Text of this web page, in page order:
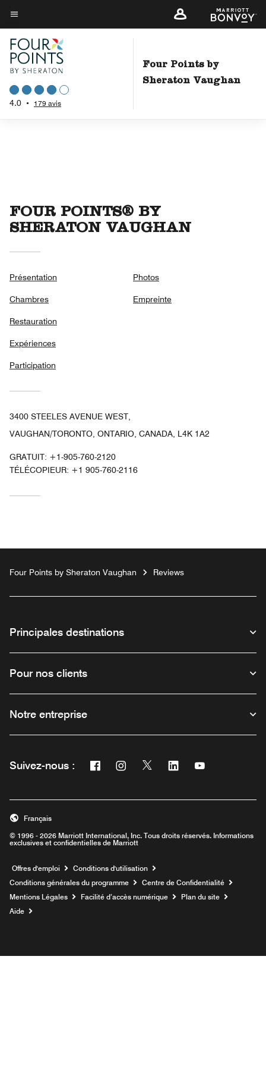
Skip
to
main
content
Texte du menu
4.0 • 179 avis
Four Points by
Sheraton Vaughan
FOUR POINTS® BY
SHERATON VAUGHAN
Présentation
Chambres
Restauration
Expériences
Participation
Photos
Empreinte
3400 STEELES AVENUE WEST,
VAUGHAN/TORONTO, ONTARIO, CANADA, L4K 1A2
GRATUIT: +1-905-760-2120
TÉLÉCOPIEUR: +1 905-760-2116
Four Points by Sheraton Vaughan Reviews
Principales destinations
Pour nos clients
Notre entreprise
Suivez-nous : Facebook
Ouvre une nouvelle fenêtre
Instagram
Ouvre une nouvelle fenêtre
Twitter
Ouvre une nouvelle fenêtre
Linkedin
Ouvre une nouvelle
Ouvre une
© 1996 - 2026 Marriott International, Inc. Tous droits réservés. Informations
exclusives et confidentielles de Marriott
Français
Offres d'emploi Ouvre une nouvelle fenêtre
Conditions d'utilisation
Conditions générales du programme
Centre de Confidentialité
Mentions Légales
Facilité d’accès numérique
Plan du site
Aide